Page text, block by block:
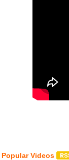
Popular Videos